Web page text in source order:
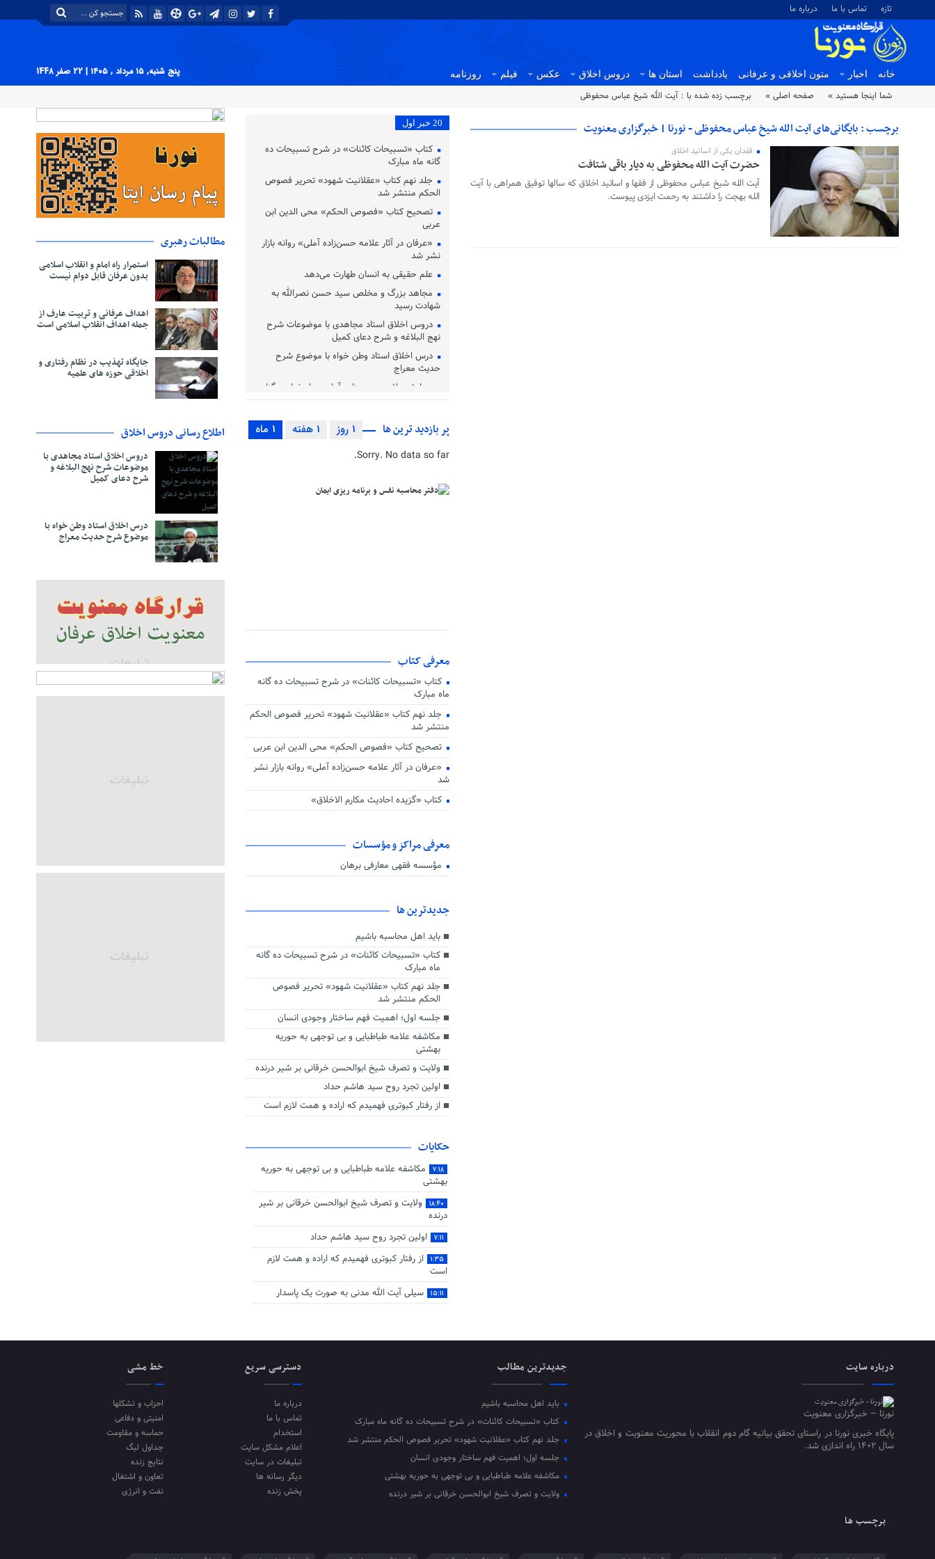
تازه تماس با ما درباره ما
خانه اخبار متون اخلاقی و عرفانی یادداشت استان ها دروس اخلاق عکس فیلم روزنامه پنج شنبه, ۱۵ مرداد , ۱۴۰۵ | 22 صفر 1448
شما اینجا هستید » صفحه اصلی » برچسب زده شده با : آیت الله شیخ عباس محفوظی
برچسب : بایگانی‌های آیت الله شیخ عباس محفوظی - نورنا | خبرگزاری معنویت
۲۲ شهریور ۱۴۰۳
فقدان یکی از اساتید اخلاق
حضرت آیت الله محفوظی به دیار باقی شتافت
آیت الله شیخ عباس محفوظی از فقها و اساتید اخلاق که سالها توفیق همراهی با آیت
الله بهجت را داشتند به رحمت ایزدی پیوست.
20 خبر اول
کتاب «تسبیحات کائنات» در شرح تسبیحات ده‌
گانه ماه مبارک
جلد نهم کتاب «عقلانیت شهود» تحریر فصوص
الحکم منتشر شد
تصحیح کتاب «فصوص الحکم» محی الدین ابن
عربی
«عرفان در آثار علامه حسن‌زاده آملی» روانه بازار
نشر شد
علم حقیقی به انسان طهارت می‌دهد
مجاهد بزرگ و مخلص سید حسن نصرالله به
شهادت رسید
دروس اخلاق استاد مجاهدی با موضوعات شرح
نهج البلاغه و شرح دعای کمیل
درس اخلاق استاد وطن خواه با موضوع شرح
حدیث معراج
همایش علامه حسن زاده آملی در اصفهان برگزار
مراسم بزرگداشت آیت‌ الله العظمی بهاءالدینی
(ره) در قم برگزار شد
آئین تجلیل از مقام آیت الله محمدتقی بهجت
برگزار شد
علیه السلام و آئیین غبارروبی
پیام تسلیت رهبر معظم انقلاب و اعلام عزای
عمومی
آیت الله سید ابراهیم رئیسی به جوار حق
شتافت
پر بازدید ترین ها 1 ماه 1 هفته 1 روز
Sorry. No data so far.
معرفی کتاب
کتاب «تسبیحات کائنات» در شرح تسبیحات ده‌ گانه
ماه مبارک
جلد نهم کتاب «عقلانیت شهود» تحریر فصوص الحکم
منتشر شد
تصحیح کتاب «فصوص الحکم» محی الدین ابن عربی
«عرفان در آثار علامه حسن‌زاده آملی» روانه بازار نشر
شد
کتاب «گزیده احادیث مکارم الاخلاق»
معرفی مراکز و مؤسسات
مؤسسه فقهی معارفی برهان
جديدترين ها
باید اهل محاسبه باشیم
کتاب «تسبیحات کائنات» در شرح تسبیحات ده‌ گانه
ماه مبارک
جلد نهم کتاب «عقلانیت شهود» تحریر فصوص
الحکم منتشر شد
جلسه اول؛ اهمیت فهم ساختار وجودی انسان
مکاشفه علامه طباطبایی و بی توجهی به حوریه
بهشتی
ولایت و تصرف شیخ ابوالحسن خرقانی بر شیر درنده
اولین تجرد روح سید هاشم حداد
از رفتار کبوتری فهمیدم که اراده و همت لازم است
حکایات
۷:۱۸
مکاشفه علامه طباطبایی و بی توجهی به حوریه
بهشتی
۱۸:۴۰
ولایت و تصرف شیخ ابوالحسن خرقانی بر شیر
درنده
۷:۱۱ اولین تجرد روح سید هاشم حداد
۱:۳۵
از رفتار کبوتری فهمیدم که اراده و همت لازم
است
۱۵:۱۱ سیلی آیت‌ الله مدنی به صورت یک پاسدار
مطالبات رهبری
استمرار راه امام و انقلاب اسلامی
بدون عرفان قابل دوام نیست
اهداف عرفانی و تربیت عارف از
جمله اهداف انقلاب اسلامی است
جایگاه تهذیب در نظام رفتاری و
اخلاقی حوزه‌ های علمیه
اطلاع رسانی دروس اخلاق
دروس اخلاق استاد مجاهدی با
موضوعات شرح نهج البلاغه و
شرح دعای کمیل
درس اخلاق استاد وطن خواه با
موضوع شرح حدیث معراج
درباره سایت
نورنا – خبرگزاری معنویت
پایگاه خبری نورنا در راستای تحقق بیانیه گام دوم انقلاب با محوریت معنویت و اخلاق در
سال ۱۴۰۲ راه اندازی شد.
جدیدترین مطالب
باید اهل محاسبه باشیم
کتاب «تسبیحات کائنات» در شرح تسبیحات ده‌ گانه ماه مبارک
جلد نهم کتاب «عقلانیت شهود» تحریر فصوص الحکم منتشر شد
جلسه اول؛ اهمیت فهم ساختار وجودی انسان
مکاشفه علامه طباطبایی و بی توجهی به حوریه بهشتی
ولایت و تصرف شیخ ابوالحسن خرقانی بر شیر درنده
دسترسی سریع
درباره ما
تماس با ما
استخدام
اعلام مشکل سایت
تبلیغات در سایت
دیگر رسانه ها
پخش زنده
خط مشی
احزاب و تشکلها
امنیتی و دفاعی
حماسه و مقاومت
جداول لیگ
نتایج زنده
تعاون و اشتغال
نفت و انرژی
برچسب ها